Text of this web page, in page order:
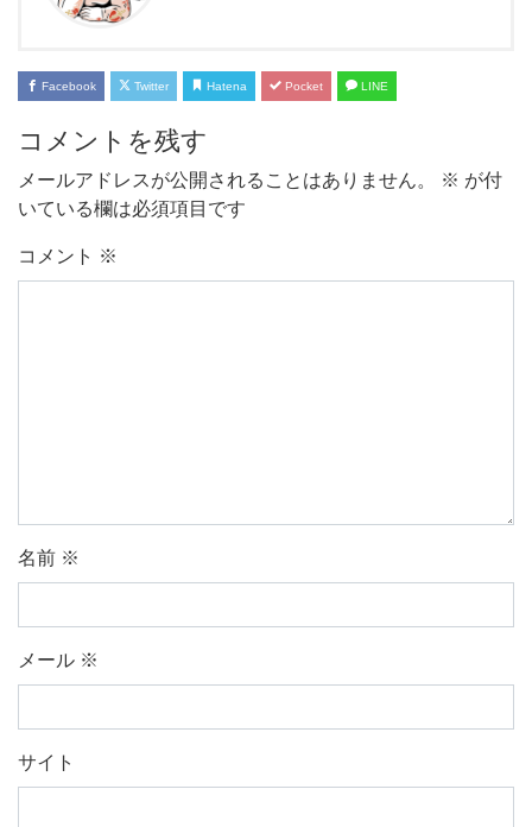
Facebook Twitter Hatena Pocket LINE
コメントを残す
メールアドレスが公開されることはありません。 ※ が付
いている欄は必須項目です
コメント ※
名前 ※
メール ※
サイト